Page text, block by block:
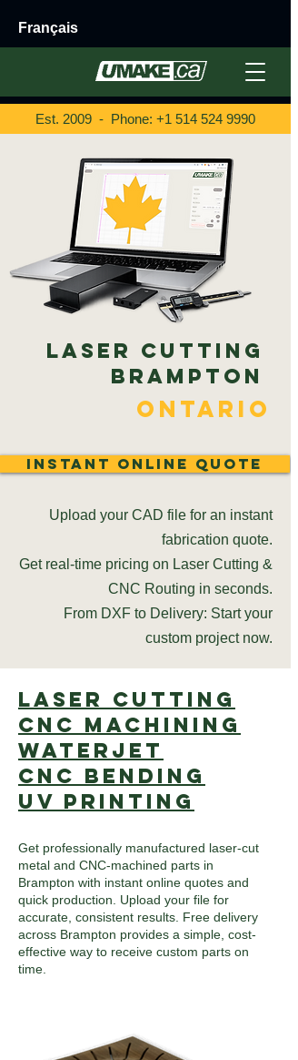
Français
Est. 2009 - Phone: +1 514 524 9990
Laser Cutting
Brampton
Ontario
Instant Online Quote
Upload your CAD file for an instant
fabrication quote.
Get real-time pricing on Laser Cutting &
CNC Routing in seconds.
From DXF to Delivery: Start your
custom project now.
Laser cutting
CNC Machining
Waterjet
CNC Bending
UV Printing
Get professionally manufactured laser-cut
metal and CNC-machined parts in
Brampton with instant online quotes and
quick production. Upload your file for
accurate, consistent results. Free delivery
across Brampton provides a simple, cost-
effective way to receive custom parts on
time.